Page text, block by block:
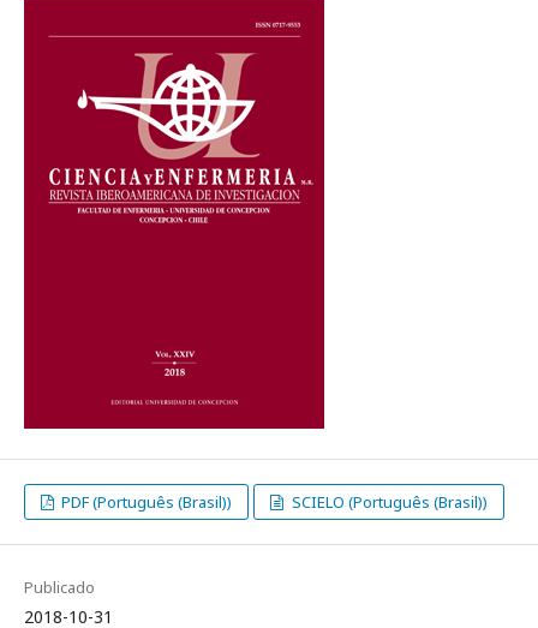
PDF (Português (Brasil)) SCIELO (Português (Brasil))
Publicado
2018-10-31